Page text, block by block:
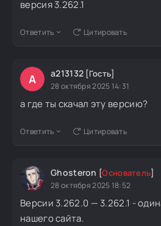
версия 3.262.1
Ответить Цитировать
А а213132 [Гость]
28 октября 2025 14:31
а где ты скачал эту версию?
Ответить Цитировать
Ghosteron [Основатель]
28 октября 2025 18:52
Версии 3.262.0 — 3.262.1 -
нашего сайта.